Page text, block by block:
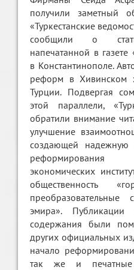
получили заметный
«Туркестанские
сообщили о
напечатанной в
в Константинополе.
реформ в Хивинском
Турции. Подвергая
этой параллели,
обратили внимание
улучшение
создающей надежную
экономических
общественность
преобразовательные
эмира».
содержания были
других официальных
начало
так же и печатные